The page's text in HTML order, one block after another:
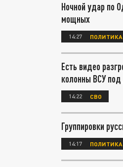
Ночной удар по
мощных
14:27 ПОЛИТИКА
Есть видео
колонны ВСУ
14:22 СВО
Группировки
14:17 ПОЛИТИКА